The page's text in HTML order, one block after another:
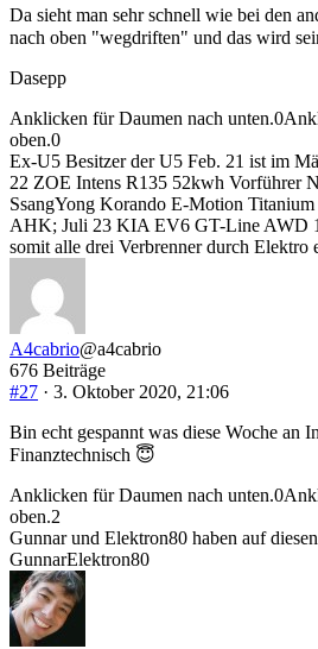
Da sieht man sehr schnell wie bei den
nach oben "wegdriften" und das wird
Dasepp
Anklicken für Daumen nach unten.0
oben.0
Ex-U5 Besitzer der U5 Feb. 21 ist im
22 ZOE Intens R135 52kwh Vorführer
SsangYong Korando E-Motion
AHK; Juli 23 KIA EV6 GT-Line AWD
somit alle drei Verbrenner durch Elektro
A4cabrio@a4cabrio
676 Beiträge
#27 · 3. Oktober 2020, 21:06
Bin echt gespannt was diese Woche an
Finanztechnisch 😇
Anklicken für Daumen nach unten.0
oben.2
Gunnar und Elektron80 haben auf
GunnarElektron80